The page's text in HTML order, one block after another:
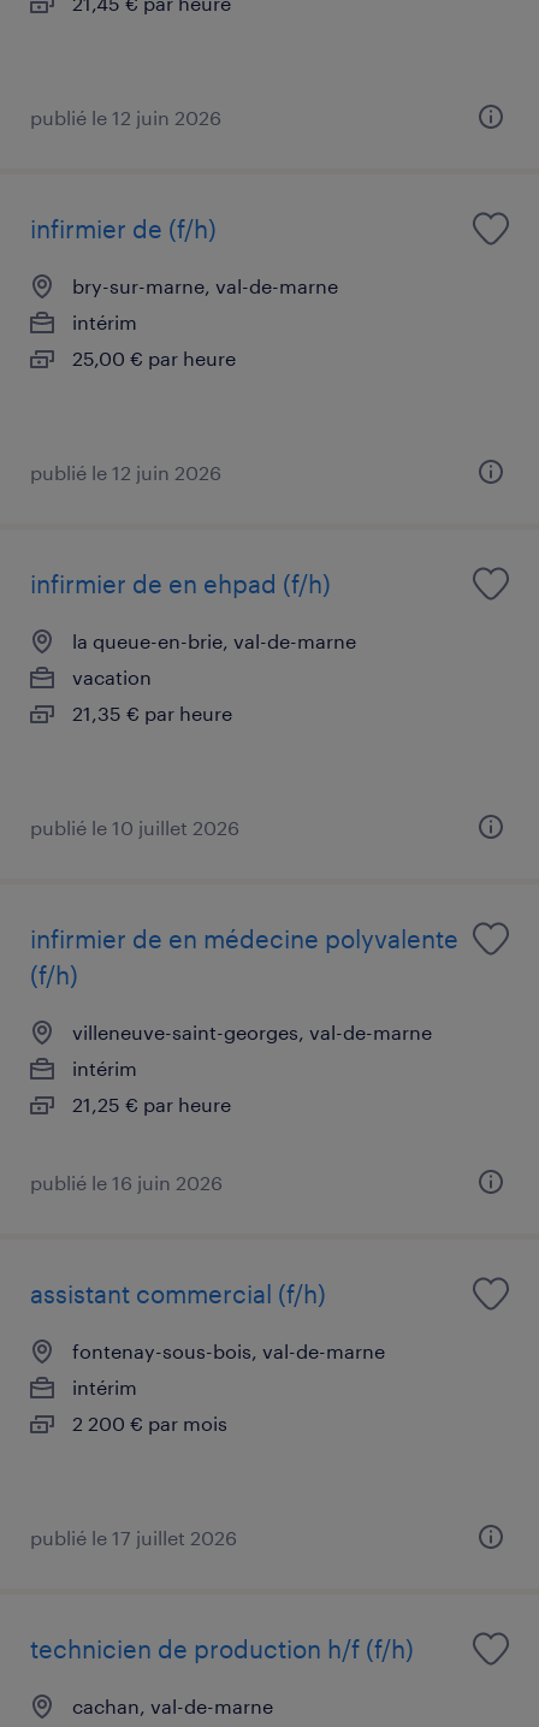
publié le 12 juin 2026
infirmier de (f/h)
bry-sur-marne, val-de-marne
intérim
25,00 € par heure
publié le 12 juin 2026
infirmier de en ehpad (f/h)
la queue-en-brie, val-de-marne
vacation
21,35 € par heure
publié le 10 juillet 2026
infirmier de en médecine polyvalente
(f/h)
villeneuve-saint-georges, val-de-marne
intérim
21,25 € par heure
publié le 16 juin 2026
assistant commercial (f/h)
fontenay-sous-bois, val-de-marne
intérim
2 200 € par mois
publié le 17 juillet 2026
technicien de production h/f (f/h)
cachan, val-de-marne